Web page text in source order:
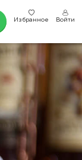
Избранное Войти